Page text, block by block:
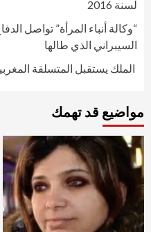
لسنة 2016
“وكالة أنباء المرأة” تواصل
السيبراني الذي طالها
الملك يستقبل المتسلقة
مواضيع قد تهمك